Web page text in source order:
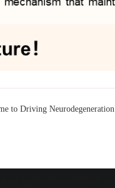
to Driving Neurodegeneration